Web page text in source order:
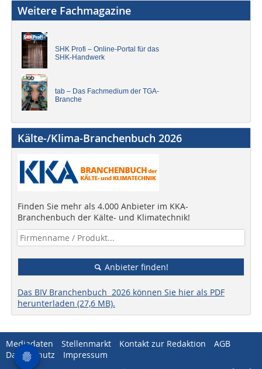
Weitere Fachmagazine
SHK Profi – Online-Portal für das
SHK-Handwerk
tab – Das Fachmedium der TGA-
Branche
Kälte-/Klima-Branchenbuch 2026
Finden Sie mehr als 4.000 Anbieter im KKA-
Branchenbuch der Kälte- und Klimatechnik!
Anbieter finden!
Das BIV Branchenbuch 2026 können Sie hier als PDF
herunterladen (27,6 MB).
Mediadaten Stellenmarkt Kontakt zur Redaktion
AGB
Datenschutz
Impressum